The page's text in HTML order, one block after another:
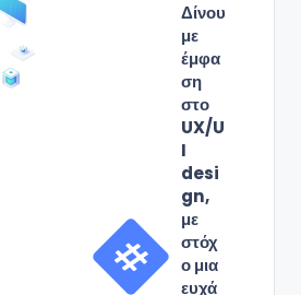
Δίνου
με
έμφα
ση
στο
UX/U
I
desi
gn,
με
στόχ
ο μια
ευχά